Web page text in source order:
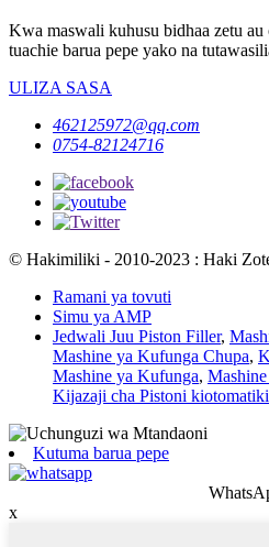
Kwa maswali kuhusu bidhaa zetu au
tuachie barua pepe yako na
ULIZA SASA
462125972@qq.com
0754-82124716
© Hakimiliki - 2010-2023 : Haki
Ramani ya tovuti
Simu ya AMP
Jedwali Juu Piston Filler,
Mashine ya Kufunga Chupa,
Mashine ya Kufunga,
Kijazaji cha Pistoni kiotomatiki
Kutuma barua pepe
x